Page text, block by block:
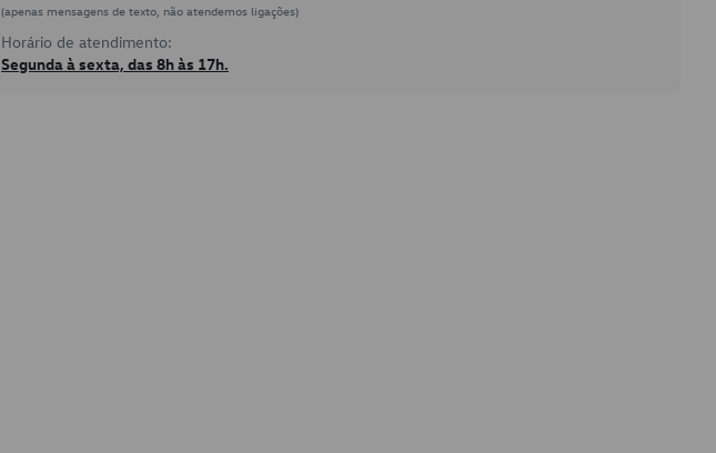
(apenas mensagens de texto, não atendemos ligações)
Horário de atendimento:
Segunda à sexta, das 8h às 17h.